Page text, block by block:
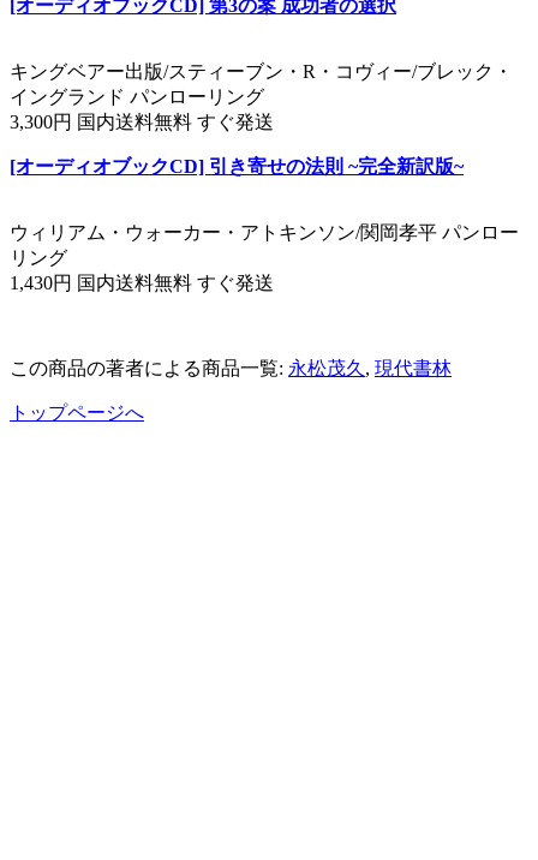
[オーディオブックCD] 第3の案 成功者の選択
キングベアー出版/スティーブン・R・コヴィー/ブレック・
イングランド パンローリング
3,300円 国内送料無料 すぐ発送
[オーディオブックCD] 引き寄せの法則 ~完全新訳版~
ウィリアム・ウォーカー・アトキンソン/関岡孝平 パンロー
リング
1,430円 国内送料無料 すぐ発送
この商品の著者による商品一覧: 永松茂久 , 現代書林
トップページへ